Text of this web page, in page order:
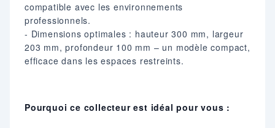
compatible avec les environnements
professionnels.
- Dimensions optimales : hauteur 300 mm, largeur
203 mm, profondeur 100 mm – un modèle compact,
efficace dans les espaces restreints.
Pourquoi ce collecteur est idéal pour vous :